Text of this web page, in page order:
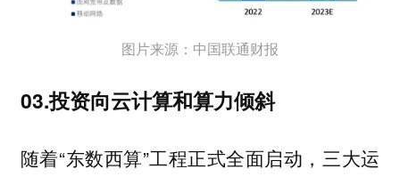
图片来源：中国联通财报
03.投资向云计算和算力倾斜
随着“东数西算”工程正式全面启动，三大运